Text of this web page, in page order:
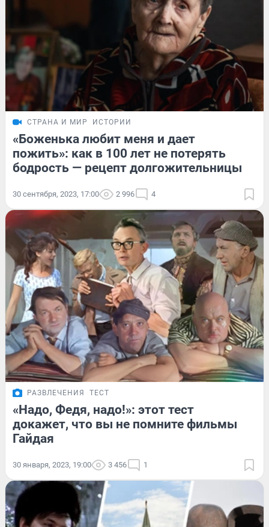
СТРАНА И МИР ИСТОРИИ
«Боженька любит меня и дает
пожить»: как в 100 лет не потерять
бодрость — рецепт долгожительницы
30 сентября, 2023, 17:00 2 996 4
РАЗВЛЕЧЕНИЯ ТЕСТ
«Надо, Федя, надо!»: этот тест
докажет, что вы не помните фильмы
Гайдая
30 января, 2023, 19:00 3 456 1